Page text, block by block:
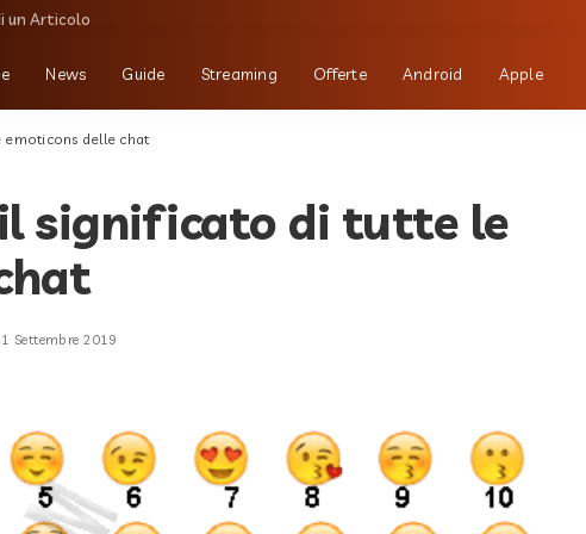
un Articolo
News Guide Streaming Offerte Android Apple
emoticons delle chat
il significato di tutte le
Settembre 2019